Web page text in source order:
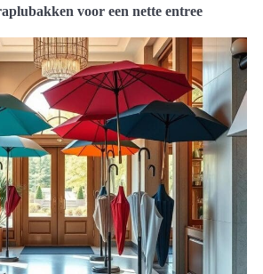
voor een nette entree